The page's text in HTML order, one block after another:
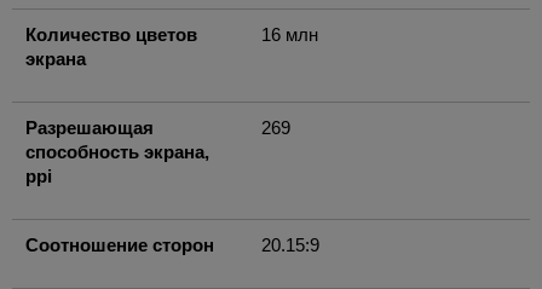
Количество цветов
экрана
16 млн
Разрешающая
способность экрана,
ppi
269
Соотношение сторон 20.15:9